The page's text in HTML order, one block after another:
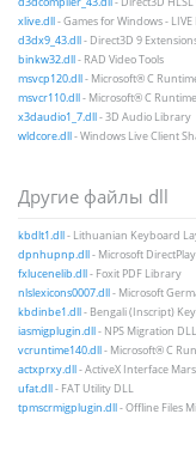
xlive.dll- Games for Windows - LIVE
d3dx9_43.dll- Direct3D 9
binkw32.dll- RAD Video Tools
msvcp120.dll- Microsoft® C
msvcr110.dll- Microsoft® C
x3daudio1_7.dll- 3D Audio Library
wldcore.dll- Windows Live Client
Другие файлы dll
kbdlt1.dll- Lithuanian Keyboard
dpnhupnp.dll- Microsoft
fxlucenelib.dll- Foxit PDF Library
nlslexicons0007.dll- Microsoft
kbdinbe1.dll- Bengali (Inscript)
iasmigplugin.dll- NPS Migration DLL
vcruntime140.dll- Microsoft® C
actxprxy.dll- ActiveX Interface
ufat.dll- FAT Utility DLL
tpmscrmigplugin.dll- Offline Files